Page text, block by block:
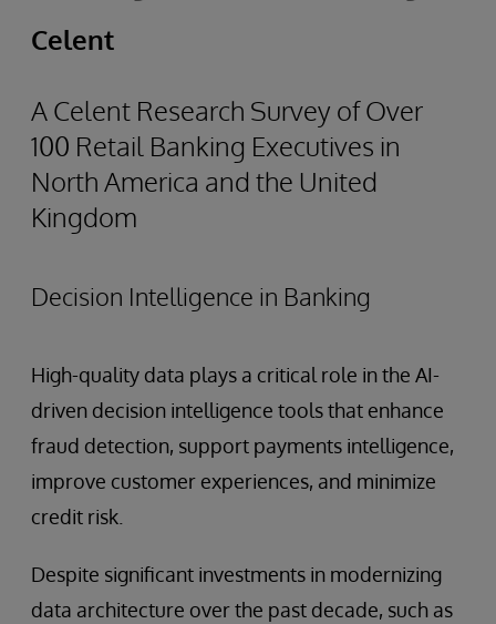
Celent
A Celent Research Survey of Over
100 Retail Banking Executives in
North America and the United
Kingdom
Decision Intelligence in Banking
High-quality data plays a critical role in the AI-
driven decision intelligence tools that enhance
fraud detection, support payments intelligence,
improve customer experiences, and minimize
credit risk.
Despite significant investments in modernizing
data architecture over the past decade, such as